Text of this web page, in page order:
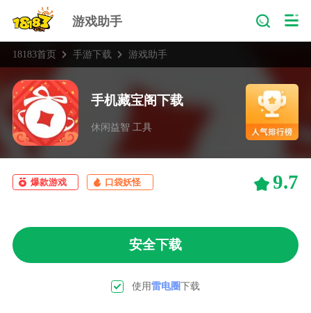
游戏助手
18183首页 手游下载 游戏助手
手机藏宝阁下载
休闲益智 工具
爆款游戏 口袋妖怪 9.7
安全下载
使用雷电圈下载